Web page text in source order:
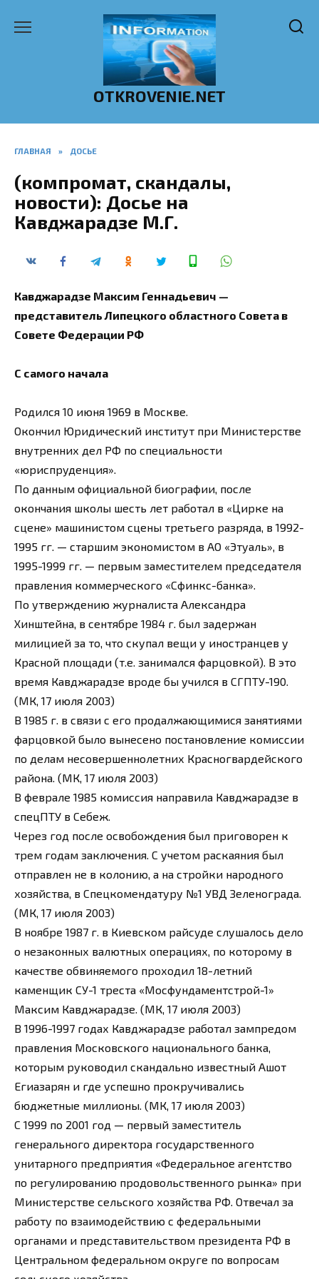
OTKROVENIE.NET
ГЛАВНАЯ » ДОСЬЕ
(компромат, скандалы,
новости): Досье на
Кавджарадзе М.Г.
Кавджарадзе Максим Геннадьевич —
представитель Липецкого областного Совета в
Совете Федерации РФ
С самого начала
Родился 10 июня 1969 в Москве.
Окончил Юридический институт при Министерстве
внутренних дел РФ по специальности
«юриспруденция».
По данным официальной биографии, после
окончания школы шесть лет работал в «Цирке на
сцене» машинистом сцены третьего разряда, в 1992-
1995 гг. — старшим экономистом в АО «Этуаль», в
1995-1999 гг. — первым заместителем председателя
правления коммерческого «Сфинкс-банка».
По утверждению журналиста Александра
Хинштейна, в сентябре 1984 г. был задержан
милицией за то, что скупал вещи у иностранцев у
Красной площади (т.е. занимался фарцовкой). В это
время Кавджарадзе вроде бы учился в СГПТУ-190.
(МК, 17 июля 2003)
В 1985 г. в связи с его продалжающимися занятиями
фарцовкой было вынесено постановление комиссии
по делам несовершеннолетних Красногвардейского
района. (МК, 17 июля 2003)
В феврале 1985 комиссия направила Кавджарадзе в
спецПТУ в Себеж.
Через год после освобождения был приговорен к
трем годам заключения. С учетом раскаяния был
отправлен не в колонию, а на стройки народного
хозяйства, в Спецкомендатуру №1 УВД Зеленограда.
(МК, 17 июля 2003)
В ноябре 1987 г. в Киевском райсуде слушалось дело
о незаконных валютных операциях, по которому в
качестве обвиняемого проходил 18-летний
каменщик СУ-1 треста «Мосфундаментстрой-1»
Максим Кавджарадзе. (МК, 17 июля 2003)
В 1996-1997 годах Кавджарадзе работал зампредом
правления Московского национального банка,
которым руководил скандально известный Ашот
Егиазарян и где успешно прокручивались
бюджетные миллионы. (МК, 17 июля 2003)
С 1999 по 2001 год — первый заместитель
генерального директора государственного
унитарного предприятия «Федеральное агентство
по регулированию продовольственного рынка» при
Министерстве сельского хозяйства РФ. Отвечал за
работу по взаимодействию с федеральными
органами и представительством президента РФ в
Центральном федеральном округе по вопросам